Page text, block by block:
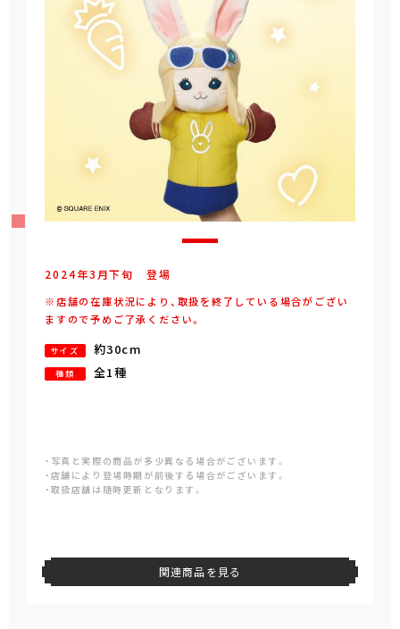
2024年3 月下旬 登場
※店舗の在庫状況により、取扱を終了している場合がござい
ますので予めご了承ください。
サイズ 約30cm
種類 全1種
・写真と実際の商品が多少異なる場合がございます。
・店舗により登場時期が前後する場合がございます。
・取扱店舗は随時更新となります。
関連商品を見る